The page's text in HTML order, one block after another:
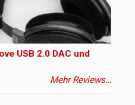
USB 2.0 DAC und
Mehr Reviews…